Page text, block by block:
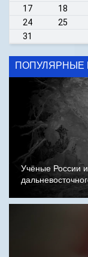
17
18
24
25
31
ПОПУЛЯРНЫЕ
Учёные России